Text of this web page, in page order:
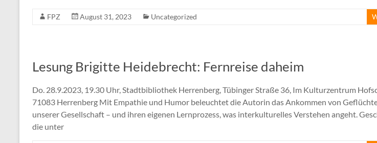
FPZ August 31, 2023 Uncategorized
Lesung Brigitte Heidebrecht: Fernreise daheim
Do. 28.9.2023, 19.30 Uhr, Stadtbibliothek Herrenberg, Tübinger Straße 36, Im Kulturzentrum
71083 Herrenberg Mit Empathie und Humor beleuchtet die Autorin das Ankommen von
unserer Gesellschaft – und ihren eigenen Lernprozess, was interkulturelles Verstehen angeht.
die unter